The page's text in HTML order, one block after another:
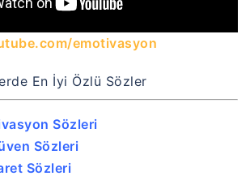
emotivasyon
En İyi Özlü Sözler
Sözleri
Sözleri
Sözleri